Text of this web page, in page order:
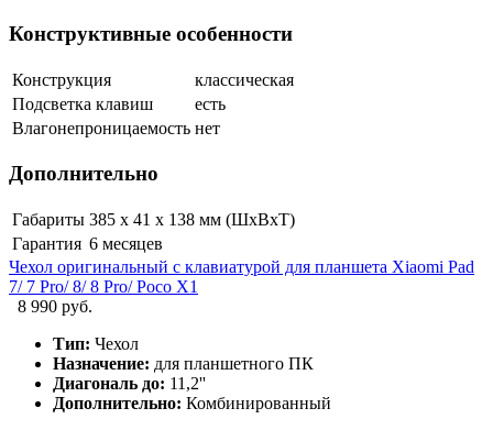
Конструктивные особенности
Конструкция
классическая
Подсветка клавиш
есть
Влагонепроницаемость нет
Дополнительно
Габариты 385 х 41 х 138 мм (ШхВхТ)
Гарантия 6 месяцев
Чехол оригинальный с клавиатурой для планшета Xiaomi Pad
7/ 7 Pro/ 8/ 8 Pro/ Poco X1
8 990 руб.
Тип: Чехол
Назначение: для планшетного ПК
Диагональ до: 11,2''
Дополнительно: Комбинированный